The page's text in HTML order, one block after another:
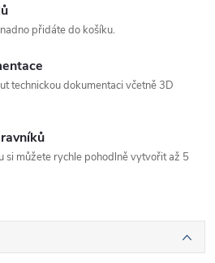
přidáte do košíku.
technickou dokumentaci včetně 3D
si můžete rychle pohodlně vytvořit až 5